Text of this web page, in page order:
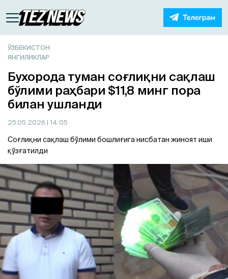
ЎЗБЕКИСТОН
ЯНГИЛИКЛАР
Бухорода туман соғлиқни сақлаш
бўлими раҳбари $11,8 минг пора
билан ушланди
25.05.2026 | 14:05
Соғлиқни сақлаш бўлими бошлиғига нисбатан жиноят иши
қўзғатилди